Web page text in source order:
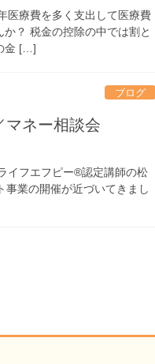
療費を多く支出して医療費
？ 税金の控除の中では割と
金 […]
ブログ
ネー相談会
イフエフピー®認定講師の松
業の開催が近づいてきまし